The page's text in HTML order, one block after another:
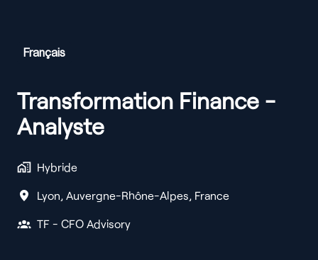
Français
Transformation Finance -
Analyste
Hybride
Lyon Auvergne-Rhône-Alpes France
TF - CFO Advisory